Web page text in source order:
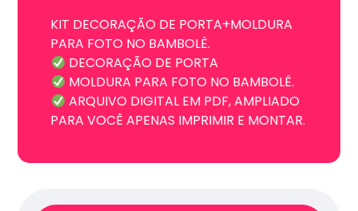
KIT DECORAÇÃO DE PORTA+MOLDURA
PARA FOTO NO BAMBOLÊ.
DECORAÇÃO DE PORTA
MOLDURA PARA FOTO NO BAMBOLÊ.
ARQUIVO DIGITAL EM PDF, AMPLIADO
PARA VOCÊ APENAS IMPRIMIR E MONTAR.